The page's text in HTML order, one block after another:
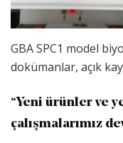
GBA SPC1 model
dokümanlar, açık
“Yeni ürünler ve
çalışmalarımız